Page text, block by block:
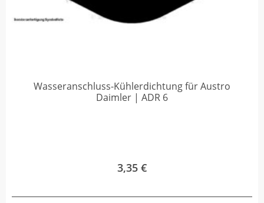
Wasseranschluss-Kühlerdichtung für Austro
Daimler | ADR 6
3,35 €